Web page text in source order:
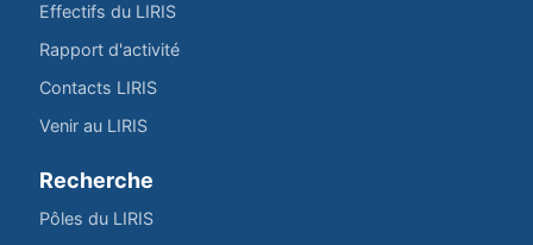
Effectifs du LIRIS
Rapport d'activité
Contacts LIRIS
Venir au LIRIS
Recherche
Pôles du LIRIS